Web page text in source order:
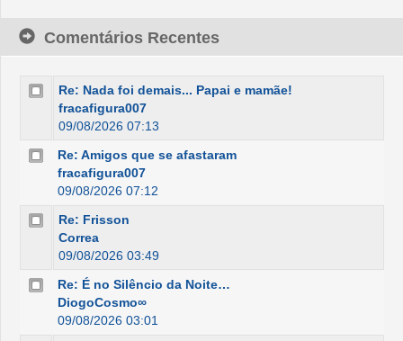
Comentários Recentes
Re: Nada foi demais... Papai e mamãe!
fracafigura007
09/08/2026 07:13
Re: Amigos que se afastaram
fracafigura007
09/08/2026 07:12
Re: Frisson
Correa
09/08/2026 03:49
Re: É no Silêncio da Noite…
DiogoCosmo∞
09/08/2026 03:01